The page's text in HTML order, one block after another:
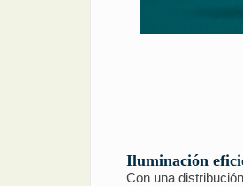
Iluminación
Con una